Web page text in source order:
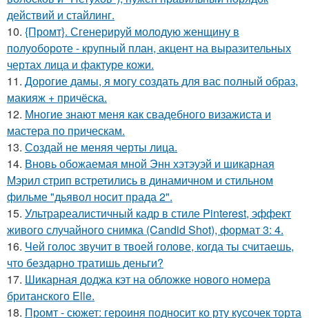
действий и стайлинг.
10. {Промт}. Сгенерируй молодую женщину в
полуобороте - крупный план, акцент на выразительных
чертах лица и фактуре кожи.
11. Дорогие дамы, я могу создать для вас полный образ,
макияж + причёска.
12. Многие знают меня как свадебного визажиста и
мастера по прическам.
13. Создай не меняя черты лица.
14. Вновь обожаемая мной Энн хэтэуэй и шикарная
Мэрил стрип встретились в динамичном и стильном
фильме "дьявол носит прада 2".
15. Ультрареалистичный кадр в стиле Pinterest, эффект
живого случайного снимка (Candid Shot), формат 3: 4.
16. Чей голос звучит в твоей голове, когда ты считаешь,
что бездарно тратишь деньги?
17. Шикарная доджа кэт на обложке нового номера
британского Elle.
18. Промт - сюжет: героиня подносит ко рту кусочек торта